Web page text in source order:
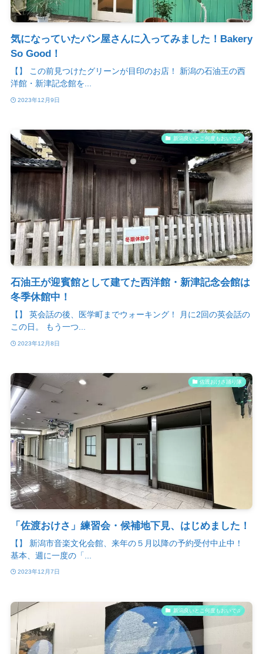
気になっていたパン屋さんに入ってみました！Bakery
So Good！
【】 この前見つけたグリーンが目印のお店！ 新潟の石油王の西
洋館・新津記念館を...
2023年12月9日
新潟良いとこ何度もおいで♫
石油王が迎賓館として建てた西洋館・新津記念会館は
冬季休館中！
【】 英会話の後、医学町までウォーキング！ 月に2回の英会話の
この日。 もう一つ...
2023年12月8日
佐渡おけさ踊り隊
「佐渡おけさ」練習会・候補地下見、はじめました！
【】 新潟市音楽文化会館、来年の５月以降の予約受付中止中！
基本、週に一度の「...
2023年12月7日
新潟良いとこ何度もおいで♫